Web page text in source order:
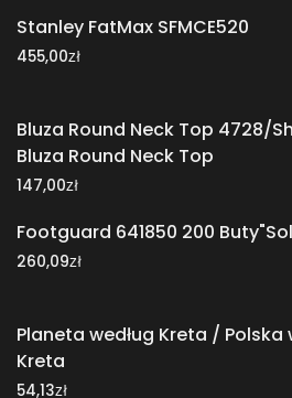
Stanley FatMax SFMCE520
455,00zł
Bluza Round Neck Top 4728/
Bluza Round Neck Top
147,00zł
Footguard 641850 200
260,09zł
Planeta według Kreta / Polska
Kreta
54,13zł